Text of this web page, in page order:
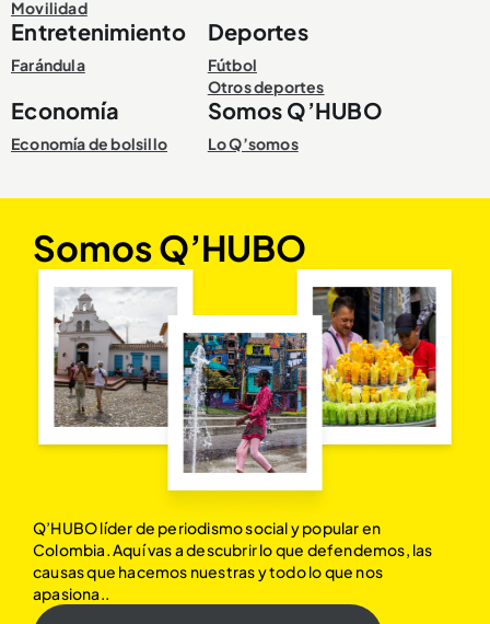
Movilidad
Entretenimiento
Farándula
Deportes
Fútbol
Otros deportes
Economía
Economía de bolsillo
Somos Q’HUBO
Lo Q’somos
Somos Q’HUBO
Q’HUBO líder de periodismo social y popular en
Colombia. Aquí vas a descubrir lo que defendemos, las
causas que hacemos nuestras y todo lo que nos
apasiona..